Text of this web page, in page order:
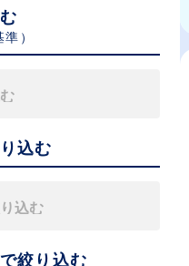
）
込む
絞り込む